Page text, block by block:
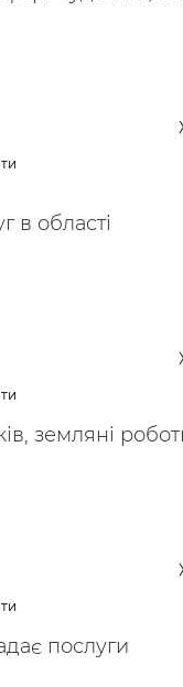
в області
земляні
послуги